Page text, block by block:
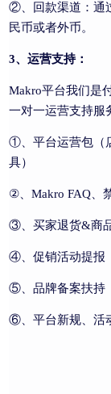
②、回款渠道：通
民币或者外币。
3、运营支持：
Makro平台我们是
一对一运营支持服
①、平台运营包（
具）
②、Makro FAQ、
③、买家退货&商
④、促销活动提报
⑤、品牌备案扶持
⑥、平台新规、活